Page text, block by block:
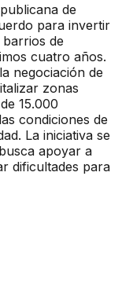
de
para invertir
de
cuatro años.
negociación de
zonas
15.000
condiciones de
La iniciativa se
apoyar a
dificultades para